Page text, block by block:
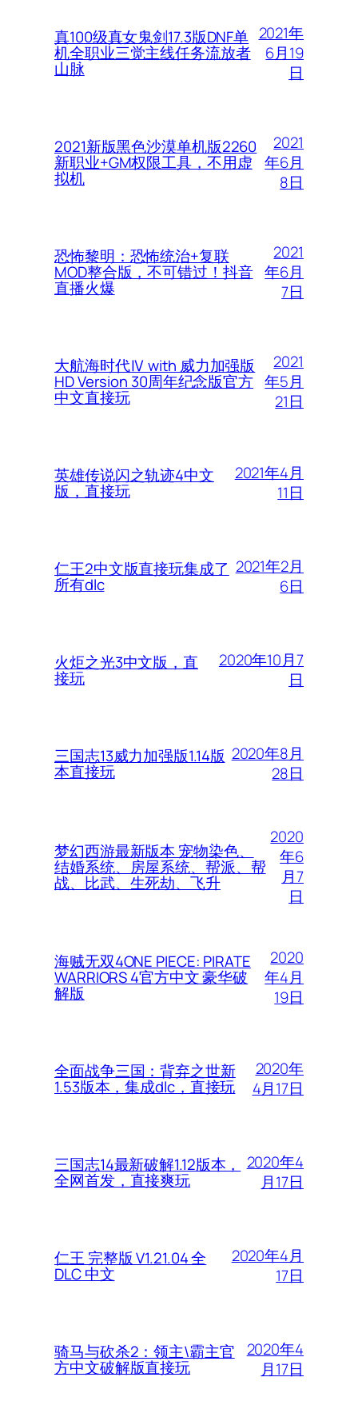
真100级真女鬼剑17.3版DNF单
机全职业三觉主线任务流放者
山脉
2021年
6月19
日
2021新版黑色沙漠单机版2260
新职业+GM权限工具，不用虚
拟机
2021
年6月
8日
恐怖黎明：恐怖统治+复联
MOD整合版，不可错过！抖音
直播火爆
2021
年6月
7日
大航海时代Ⅳ with 威力加强版
HD Version 30周年纪念版官方
中文直接玩
2021
年5月
21日
英雄传说闪之轨迹4中文
版，直接玩
2021年4月
11日
仁王2中文版直接玩集成了
所有dlc
2021年2月
6日
火炬之光3中文版，直
接玩
2020年10月7
日
三国志13威力加强版1.14版
本直接玩
2020年8月
28日
梦幻西游最新版本 宠物染色、
结婚系统、房屋系统、帮派、帮
战、比武、生死劫、飞升
2020
年6
月7
日
海贼无双4ONE PIECE: PIRATE
WARRIORS 4官方中文 豪华破
解版
2020
年4月
19日
全面战争三国：背弃之世新
1.53版本，集成dlc，直接玩
2020年
4月17日
三国志14最新破解1.12版本，
全网首发，直接爽玩
2020年4
月17日
仁王 完整版 V1.21.04 全
DLC 中文
2020年4月
17日
骑马与砍杀2：领主\霸主官
方中文破解版直接玩
2020年4
月17日